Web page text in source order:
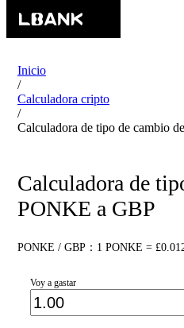
Inicio
/
Calculadora cripto
/
Calculadora de tipo de cambio
Calculadora de
PONKE a GBP
PONKE / GBP：1 PONKE =
Voy a gastar